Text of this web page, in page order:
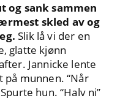
og sank sammen
skled av og
Slik lå vi der en
glatte kjønn
Jannicke lente
på munnen. “Når
hun. “Halv ni”